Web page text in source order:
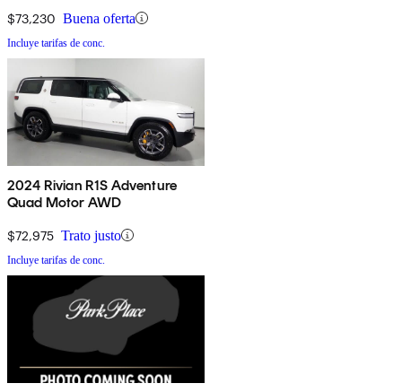
$73,230 Buena oferta
Incluye tarifas de conc.
2024 Rivian R1S Adventure
Quad Motor AWD
$72,975 Trato justo
Incluye tarifas de conc.